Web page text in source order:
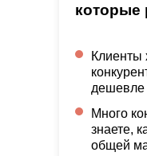
Клиенты
дешевле
Много
знаете,
общей
которые